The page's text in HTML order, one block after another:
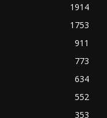
1914
1753
911
773
634
552
353